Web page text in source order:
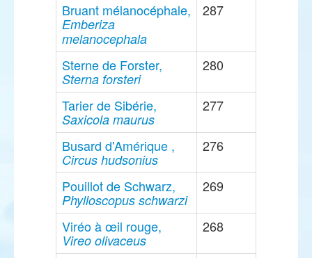
Bruant mélanocéphale,
Emberiza
melanocephala
287
Sterne de Forster,
Sterna forsteri
280
Tarier de Sibérie,
Saxicola maurus
277
Busard d'Amérique ,
Circus hudsonius
276
Pouillot de Schwarz,
Phylloscopus schwarzi
269
Viréo à œil rouge,
Vireo olivaceus
268